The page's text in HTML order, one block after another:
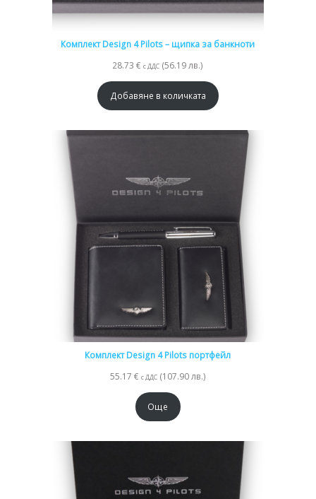
Комплект Design 4 Pilots – щипка за банкноти
28.73€ с ДДС (56.19 лв.)
Добавяне в количката
Комплект Design 4 Pilots портфейл
55.17 € с ДДС (107.90 лв.)
Още